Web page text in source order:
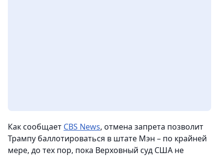
Как сообщает CBS News, отмена запрета позволит
Трампу баллотироваться в штате Мэн – по крайней
мере, до тех пор, пока Верховный суд США не